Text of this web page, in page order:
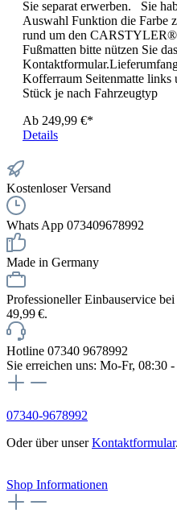
Sie separat erwerben. Sie
Auswahl Funktion die Farbe
rund um den
Fußmatten bitte nützen Sie das
Kofferraum Seitenmatte links
Stück je nach Fahrzeugtyp
Ab 249,99 €*
Details
Kostenloser Versand
Whats App 073409678992
Made in Germany
Professioneller Einbauservice
49,99 €.
Hotline 07340 9678992
Sie erreichen uns: Mo-Fr, 08:30
07340-9678992
Oder über unserKontaktformular.
Shop Informationen